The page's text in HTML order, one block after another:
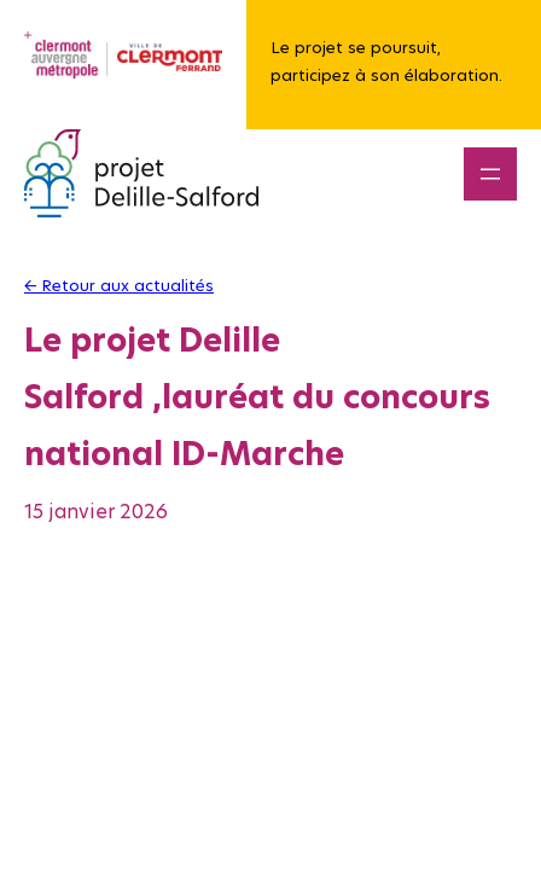
contenu
Le projet se poursuit,
participez à son élaboration.
← Retour aux actualités
Le projet Delille
Salford ,lauréat du concours
national ID-Marche
15 janvier 2026